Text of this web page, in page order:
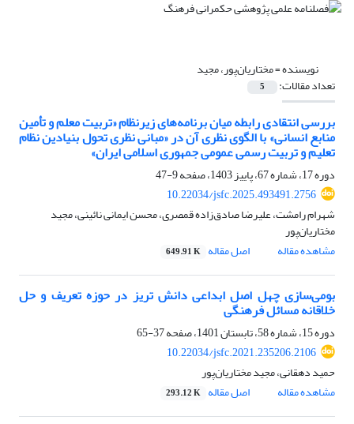
نویسنده =مختاریان‌پور، مجید
تعداد مقالات: 5
بررسی انتقادی رابطه میان برنامه‌های زیرنظام «تربیت معلم و تأمین
منابع انسانی» با الگوی نظری آن در «مبانی نظری تحول بنیادین نظام
تعلیم و تربیت رسمی عمومی جمهوری اسلامی ایران»
دوره 17، شماره 67، پاییز 1403، صفحه
9-47
10.22034/jsfc.2025.493491.2756
شهرام رامشت، علیرضا صادق‌زاده قمصری، محسن ایمانی نائینی، مجید
مختاریان‌پور
مشاهده مقاله
اصل مقاله 649.91 K
بومی‌سازی چهل اصل ابداعی دانش تریز در حوزه تعریف و حل
خلاقانه مسائل فرهنگی
دوره 15، شماره 58، تابستان 1401، صفحه
37-65
10.22034/jsfc.2021.235206.2106
حمید دهقانی، مجید مختاریان‌پور
مشاهده مقاله
اصل مقاله 293.12 K